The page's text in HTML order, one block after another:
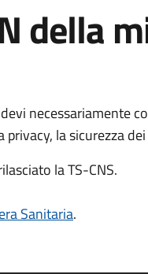
della
necessariamente
la sicurezza
la TS-CNS.
Sanitaria.